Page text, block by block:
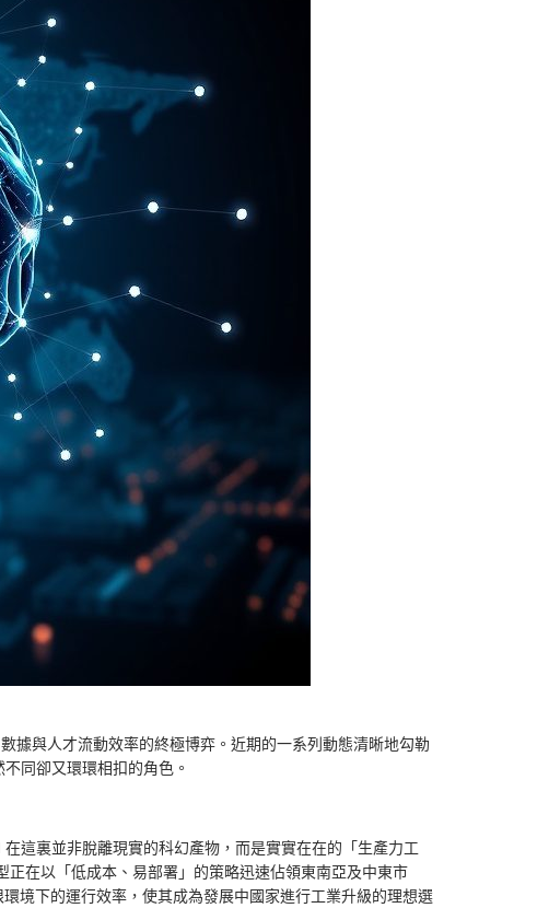
據與人才流動效率的終極博弈。近期的一系列動態清晰地勾勒
同卻又環環相扣的角色。
這裏並非脫離現實的科幻產物，而是實實在在的「生產力工
在以「低成本、易部署」的策略迅速佔領東南亞及中東市
境下的運行效率，使其成為發展中國家進行工業升級的理想選